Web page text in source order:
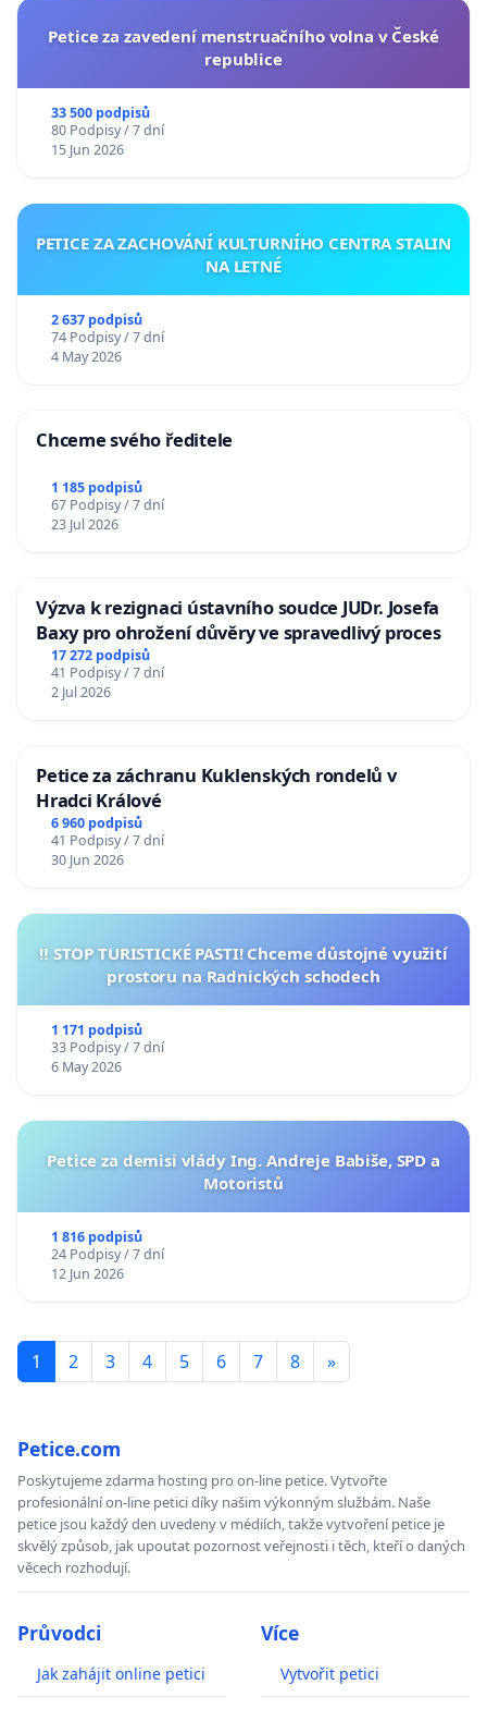
Petice za zavedení menstruačního volna v České
republice
33 500 podpisů
80 Podpisy / 7 dní
15 Jun 2026
PETICE ZA ZACHOVÁNÍ KULTURNÍHO CENTRA STALIN
NA LETNÉ
2 637 podpisů
74 Podpisy / 7 dní
4 May 2026
Chceme svého ředitele
1 185 podpisů
67 Podpisy / 7 dní
23 Jul 2026
Výzva k rezignaci ústavního soudce JUDr. Josefa
Baxy pro ohrožení důvěry ve spravedlivý proces
17 272 podpisů
41 Podpisy / 7 dní
2 Jul 2026
Petice za záchranu Kuklenských rondelů v
Hradci Králové
6 960 podpisů
41 Podpisy / 7 dní
30 Jun 2026
‼️ STOP TURISTICKÉ PASTI! Chceme důstojné využití
prostoru na Radnických schodech
1 171 podpisů
33 Podpisy / 7 dní
6 May 2026
Petice za demisi vlády Ing. Andreje Babiše, SPD a
Motoristů
1 816 podpisů
24 Podpisy / 7 dní
12 Jun 2026
1 2 3 4 5 6 7 8 »
Petice.com
Poskytujeme zdarma hosting pro on-line petice. Vytvořte
profesionální on-line petici díky našim výkonným službám. Naše
petice jsou každý den uvedeny v médiích, takže vytvoření petice je
skvělý způsob, jak upoutat pozornost veřejnosti i těch, kteří o daných
věcech rozhodují.
Průvodci
Jak zahájit online petici
Více
Vytvořit petici